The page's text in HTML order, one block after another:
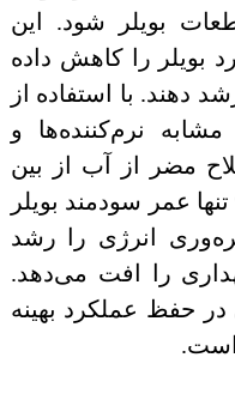
بویلر شود. این
بویلر را کاهش داده
دهند. با استفاده از
نرم‌کننده‌ها و
مضر از آب از بین
بردن می‌شوند. این کار 9 تنها عمر سودمند بویلر
انرژی را رشد
را افت می‌دهد.
حفظ عملکرد بهینه
است.